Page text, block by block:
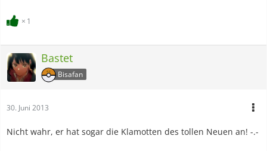
1
Bastet
Bisafan
30. Juni 2013
Nicht wahr, er hat sogar die Klamotten des tollen Neuen an! -.-